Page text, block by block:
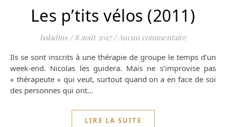
Les p’tits vélos (2011)
baladins / 8 août 2017 / Aucun commentaire
Ils se sont inscrits à une thérapie de groupe le temps d’un
week-end. Nicolas les guidera. Mais ne s’improvise pas
« thérapeute » qui veut, surtout quand on a en face de soi
des personnes qui ont…
LIRE LA SUITE